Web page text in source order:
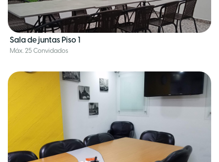
Sala de juntas Piso 1
Máx. 25 Convidados